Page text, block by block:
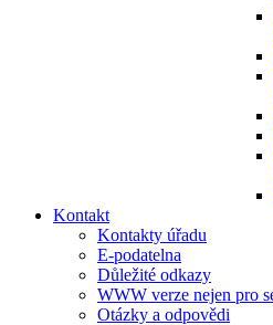
Kontakt
Kontakty úřadu
E-podatelna
Důležité odkazy
WWW verze nejen pro
Otázky a odpovědi